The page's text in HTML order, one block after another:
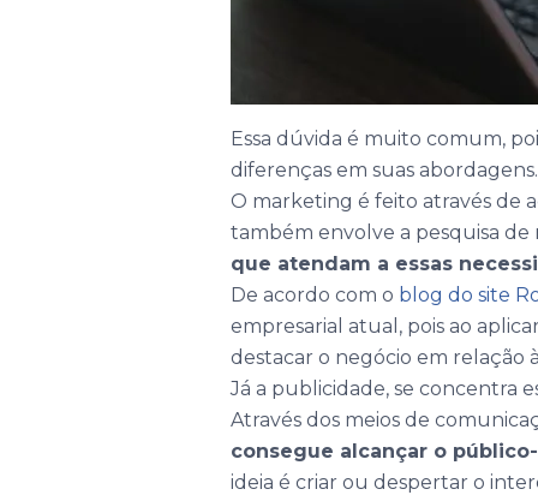
Essa dúvida é muito comum,
diferenças em suas abordagens.
O marketing é feito através de
também envolve a pesquisa
que atendam a essas
De acordo com o blog do site
empresarial atual, pois ao
destacar o negócio em relação
Já a publicidade, se concentra
Através dos meios de
consegue alcançar o
ideia é criar ou despertar o